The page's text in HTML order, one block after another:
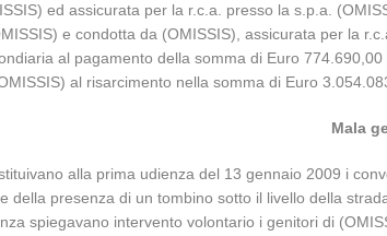
ed assicurata per la r.c.a. presso la s.p.a.
e condotta da (OMISSIS), assicurata per la
al pagamento della somma di Euro 774.690,00
al risarcimento nella somma di Euro
Mala
alla prima udienza del 13 gennaio 2009 i
della presenza di un tombino sotto il livello della
spiegavano intervento volontario i genitori di